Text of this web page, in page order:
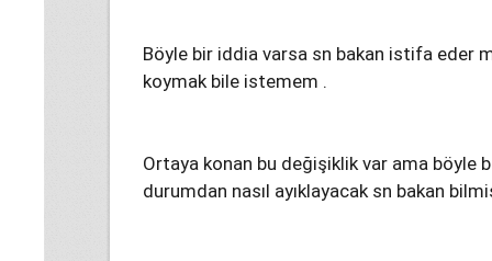
Böyle bir iddia varsa sn bakan istifa eder
koymak bile istemem .
Ortaya konan bu değişiklik var ama böyle
durumdan nasıl ayıklayacak sn bakan